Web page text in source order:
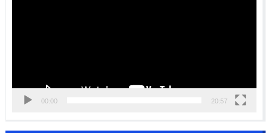
00:00 20:57